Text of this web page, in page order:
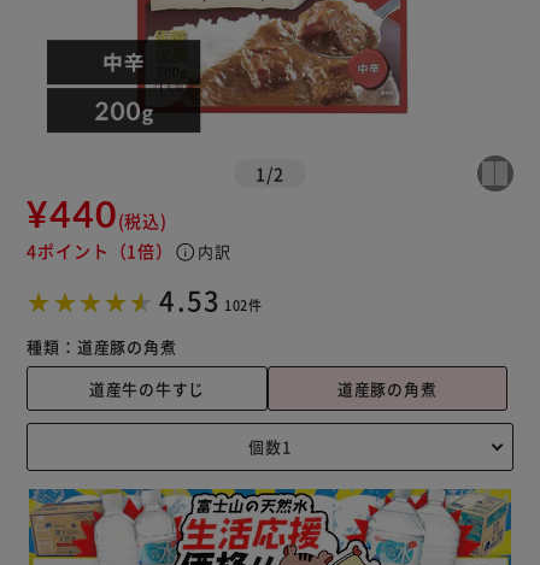
1 /2
¥440(税込)
4ポイント （1倍） info 内訳
4.53 102件
種類： 道産豚の角煮
道産牛の牛すじ
道産豚の角煮